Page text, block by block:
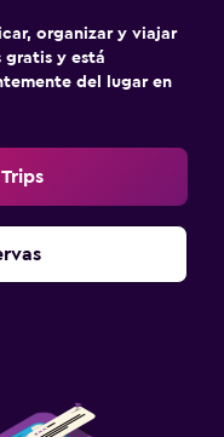
organizar y viajar
gratis y está
del lugar en